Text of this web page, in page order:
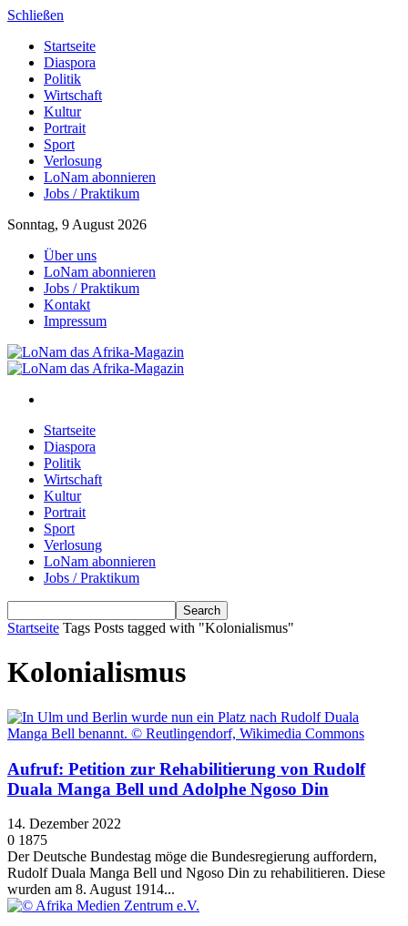
Schließen
Startseite
Diaspora
Politik
Wirtschaft
Kultur
Portrait
Sport
Verlosung
LoNam abonnieren
Jobs / Praktikum
Sonntag, 9 August 2026
Über uns
LoNam abonnieren
Jobs / Praktikum
Kontakt
Impressum
Startseite
Diaspora
Politik
Wirtschaft
Kultur
Portrait
Sport
Verlosung
LoNam abonnieren
Jobs / Praktikum
Startseite Tags Posts tagged with "Kolonialismus"
Kolonialismus
Aufruf: Petition zur Rehabilitierung von Rudolf
Duala Manga Bell und Adolphe Ngoso Din
14. Dezember 2022
0 1875
Der Deutsche Bundestag möge die Bundesregierung auffordern,
Rudolf Duala Manga Bell und Ngoso Din zu rehabilitieren. Diese
wurden am 8. August 1914...